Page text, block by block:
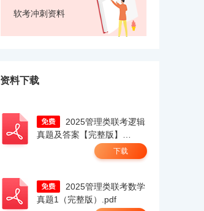
软考冲刺资料
资料下载
真题及答案【完整版】
下载
真题1（完整版）.pdf